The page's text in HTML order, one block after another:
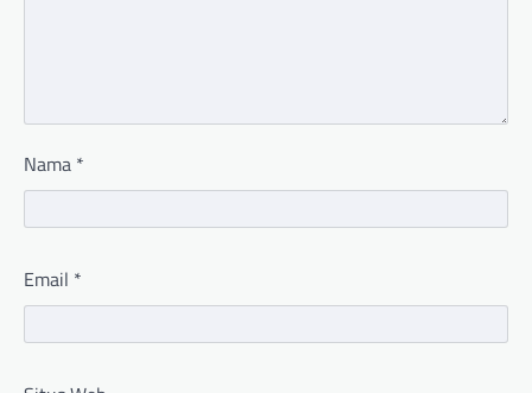
Nama *
Email *